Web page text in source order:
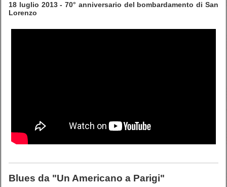
18 luglio 2013 - 70° anniversario del bombardamento di San
Lorenzo
Blues da "Un Americano a Parigi"